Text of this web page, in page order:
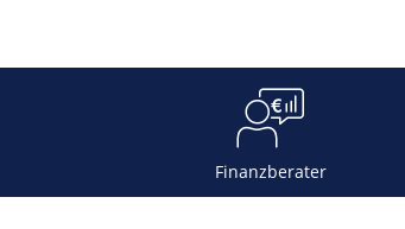
Finanzberater